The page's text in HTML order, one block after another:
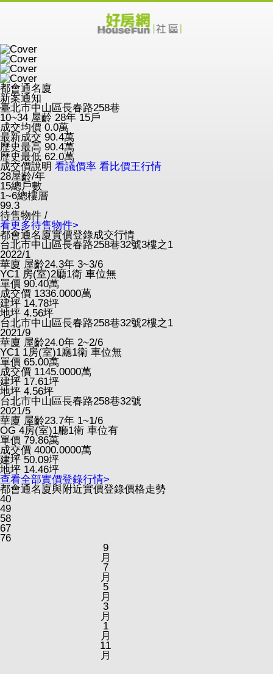
都會通名廈
新案通知
臺北市中山區長春路258巷
10~34 屋齡 28年 15戶
成交均價 0.0萬
最新成交 90.4萬
歷史最高 90.4萬
歷史最低 62.0萬
成交價說明 看議價率 看比價王行情
28屋齡/年
15總戶數
1~6總樓層
99.3
待售物件 /
看更多待售物件>
都會通名廈實價登錄成交行情
台北市中山區長春路258巷32號3樓之1
2022/1
華廈 屋齡24.3年 3~3/6
YC1 房(室)2廳1衛 車位無
單價 90.40萬
成交價 1336.0000萬
建坪 14.78坪
地坪 4.56坪
台北市中山區長春路258巷32號2樓之1
2021/9
華廈 屋齡24.0年 2~2/6
YC1 1房(室)1廳1衛 車位無
單價 65.00萬
成交價 1145.0000萬
建坪 17.61坪
地坪 4.56坪
台北市中山區長春路258巷32號
2021/5
華廈 屋齡23.7年 1~1/6
OG 4房(室)1廳1衛 車位有
單價 79.86萬
成交價 4000.0000萬
建坪 50.09坪
地坪 14.46坪
查看全部實價登錄行情>
都會通名廈與附近實價登錄價格走勢
40
49
58
67
76
9
月
7
月
5
月
3
月
1
月
11
月